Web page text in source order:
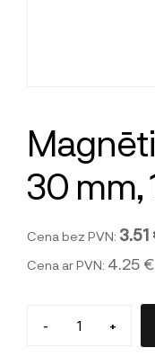
30 mm,
Cena bez PVN: 3.51
Cena ar PVN: 4.25 €
- +